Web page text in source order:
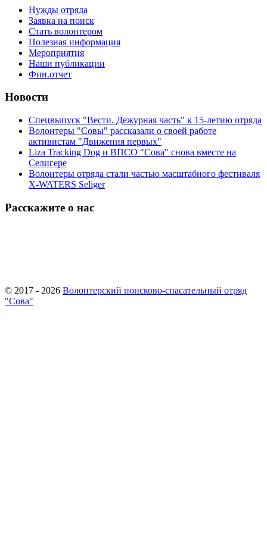
Нужды отряда
Заявка на поиск
Стать волонтером
Полезная информация
Мероприятия
Наши публикации
Фин.отчет
Новости
Спецвыпуск "Вести. Дежурная часть" к 15-летию отряда
Волонтеры "Совы" рассказали о своей работе
активистам "Движения первых"
Liza Tracking Dog и ВПСО "Сова" снова вместе на
Селигере
Волонтеры отряда стали частью масштабного фестиваля
X-WATERS Seliger
Расскажите о нас
© 2017 - 2026 Волонтерский поисково-спасательный отряд
"Сова"